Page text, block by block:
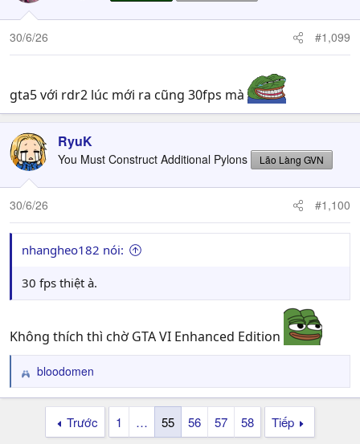
30/6/26 #1,099
gta5 với rdr2 lúc mới ra cũng 30fps mà
RyuK
You Must Construct Additional Pylons Lão Làng GVN
30/6/26 #1,100
nhangheo182 nói:
30 fps thiệt à.
Không thích thì chờ GTA VI Enhanced Edition
R
e
bloodomen
Trước 1 … 55 56 57 58 Tiếp